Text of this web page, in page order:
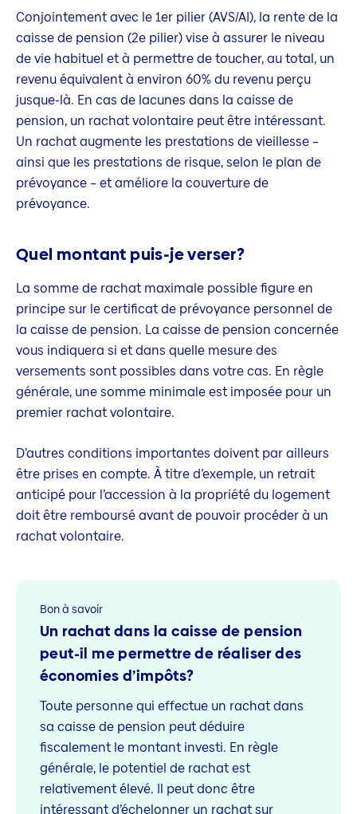
Conjointement avec le 1er pilier (AVS/AI), la rente de la
caisse de pension (2e pilier) vise à assurer le niveau
de vie habituel et à permettre de toucher, au total, un
revenu équivalent à environ 60% du revenu perçu
jusque-là. En cas de lacunes dans la caisse de
pension, un rachat volontaire peut être intéressant.
Un rachat augmente les prestations de vieillesse –
ainsi que les prestations de risque, selon le plan de
prévoyance – et améliore la couverture de
prévoyance.
Quel montant puis-je verser?
La somme de rachat maximale possible figure en
principe sur le certificat de prévoyance personnel de
la caisse de pension. La caisse de pension concernée
vous indiquera si et dans quelle mesure des
versements sont possibles dans votre cas. En règle
générale, une somme minimale est imposée pour un
premier rachat volontaire.
D’autres conditions importantes doivent par ailleurs
être prises en compte. À titre d’exemple, un retrait
anticipé pour l’accession à la propriété du logement
doit être remboursé avant de pouvoir procéder à un
rachat volontaire.
Bon à savoir
Un rachat dans la caisse de pension
peut-il me permettre de réaliser des
économies d’impôts?
Toute personne qui effectue un rachat dans
sa caisse de pension peut déduire
fiscalement le montant investi. En règle
générale, le potentiel de rachat est
relativement élevé. Il peut donc être
intéressant d’échelonner un rachat sur